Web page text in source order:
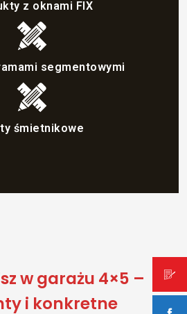
z oknami FIX
segmentowymi
śmietnikowe
w garażu 4×5 –
i konkretne